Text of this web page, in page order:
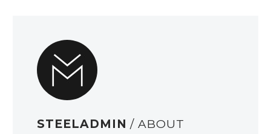
STEELADMIN/ ABOUT